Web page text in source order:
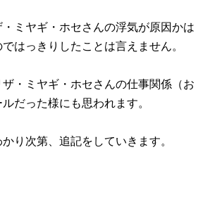
ミヤギ・ホセさんの浮気が原因かは
はっきりしたことは言えません。
・ミヤギ・ホセさんの仕事関係（お
だった様にも思われます。
り次第、追記をしていきます。